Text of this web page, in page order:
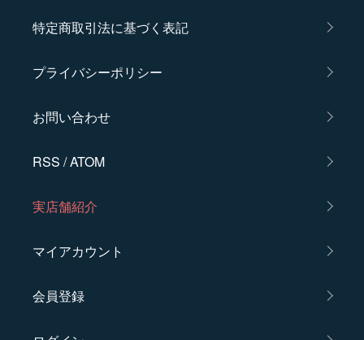
特定商取引法に基づく表記
プライバシーポリシー
お問い合わせ
RSS /ATOM
実店舗紹介
マイアカウント
会員登録